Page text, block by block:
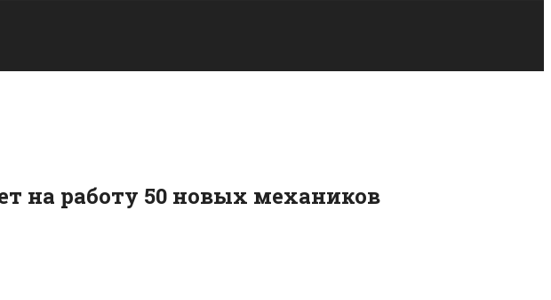
на работу 50 новых механиков